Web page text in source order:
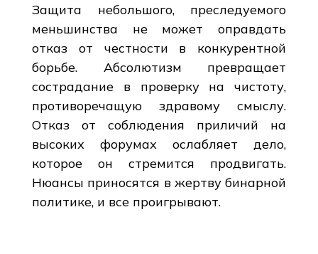
Защита небольшого, преследуемого
меньшинства не может оправдать
отказ от честности в конкурентной
борьбе. Абсолютизм превращает
сострадание в проверку на чистоту,
противоречащую здравому смыслу.
Отказ от соблюдения приличий на
высоких форумах ослабляет дело,
которое он стремится продвигать.
Нюансы приносятся в жертву бинарной
политике, и все проигрывают.